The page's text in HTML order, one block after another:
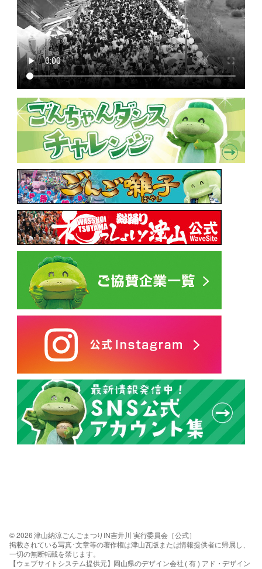
© 2026 津山納涼ごんごまつりIN吉井川 実行委員会［公式］
掲載されている写真･文章等の著作権は津山瓦版または情報提供者に帰属し、
一切の無断転載を禁じます。
【ウェブサイトシステム提供元】岡山県のデザイン会社 ( 有 ) アド・デザイン